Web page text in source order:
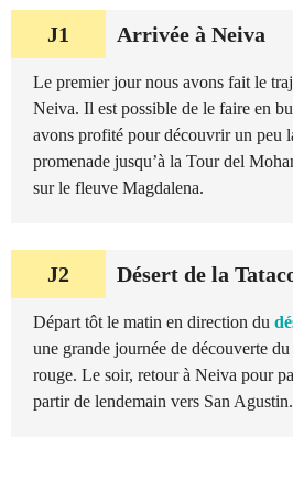
J1 Arrivée à Neiva
Le premier jour nous avons fait le
Neiva. Il est possible de le faire en
avons profité pour découvrir un peu
promenade jusqu’à la Tour del
sur le fleuve Magdalena.
J2 Désert de la
Départ tôt le matin en direction du
une grande journée de découverte
rouge. Le soir, retour à Neiva pour
partir de lendemain vers San Agustin.